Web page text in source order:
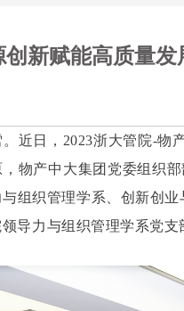
创新赋能高质量
近日，2023浙大管院-物
物产中大集团党委组织
组织管理学系、创新创
导力与组织管理学系党